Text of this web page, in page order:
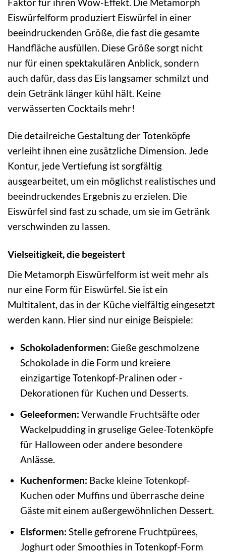
Eiswürfelform produziert Eiswürfel in einer
beeindruckenden Größe, die fast die gesamte
Handfläche ausfüllen. Diese Größe sorgt nicht
nur für einen spektakulären Anblick, sondern
auch dafür, dass das Eis langsamer schmilzt und
dein Getränk länger kühl hält. Keine
verwässerten Cocktails mehr!
Die detailreiche Gestaltung der Totenköpfe
verleiht ihnen eine zusätzliche Dimension. Jede
Kontur, jede Vertiefung ist sorgfältig
ausgearbeitet, um ein möglichst realistisches und
beeindruckendes Ergebnis zu erzielen. Die
Eiswürfel sind fast zu schade, um sie im Getränk
verschwinden zu lassen.
Vielseitigkeit, die begeistert
Die Metamorph Eiswürfelform ist weit mehr als
nur eine Form für Eiswürfel. Sie ist ein
Multitalent, das in der Küche vielfältig eingesetzt
werden kann. Hier sind nur einige Beispiele:
Schokoladenformen: Gieße geschmolzene
Schokolade in die Form und kreiere
einzigartige Totenkopf-Pralinen oder -
Dekorationen für Kuchen und Desserts.
Geleeformen: Verwandle Fruchtsäfte oder
Wackelpudding in gruselige Gelee-Totenköpfe
für Halloween oder andere besondere
Anlässe.
Kuchenformen: Backe kleine Totenkopf-
Kuchen oder Muffins und überrasche deine
Gäste mit einem außergewöhnlichen Dessert.
Eisformen: Stelle gefrorene Fruchtpürees,
Joghurt oder Smoothies in Totenkopf-Form